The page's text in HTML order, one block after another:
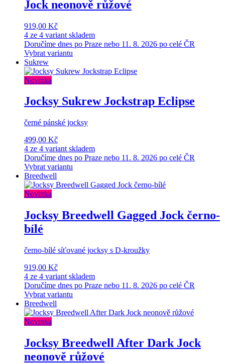
Jock neonově růžové
919,00 Kč
4 ze 4 variant skladem
Doručíme dnes po Praze nebo 11. 8. 2026 po celé ČR
Vybrat variantu
Sukrew
Novinka
Jocksy Sukrew Jockstrap Eclipse
černé pánské jocksy
499,00 Kč
4 ze 4 variant skladem
Doručíme dnes po Praze nebo 11. 8. 2026 po celé ČR
Vybrat variantu
Breedwell
Novinka
Jocksy Breedwell Gagged Jock černo-
bílé
černo-bílé síťované jocksy s D-kroužky
919,00 Kč
4 ze 4 variant skladem
Doručíme dnes po Praze nebo 11. 8. 2026 po celé ČR
Vybrat variantu
Breedwell
Novinka
Jocksy Breedwell After Dark Jock
neonově růžové